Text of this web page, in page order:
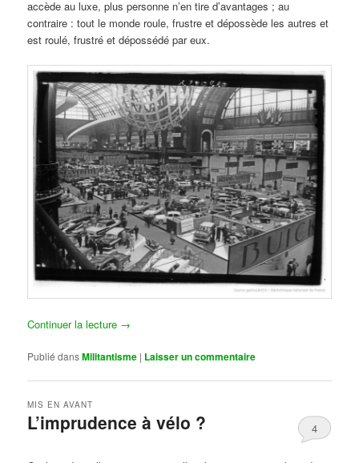
accède au luxe, plus personne n’en tire d’avantages ; au
contraire : tout le monde roule, frustre et dépossède les autres et
est roulé, frustré et dépossédé par eux.
Continuer la lecture →
Publié dansMilitantisme | Laisser un commentaire
L’imprudence à vélo ?
MIS EN AVANT
4